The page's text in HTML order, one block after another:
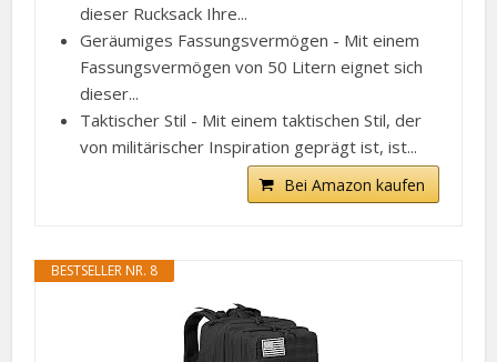
dieser Rucksack Ihre...
Geräumiges Fassungsvermögen - Mit einem
Fassungsvermögen von 50 Litern eignet sich
dieser...
Taktischer Stil - Mit einem taktischen Stil, der
von militärischer Inspiration geprägt ist, ist...
Bei Amazon kaufen
BESTSELLER NR. 8